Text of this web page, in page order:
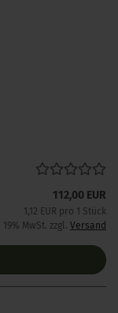
112,00 EUR
1,12 EUR pro 1 Stück
MwSt. zzgl. Versand